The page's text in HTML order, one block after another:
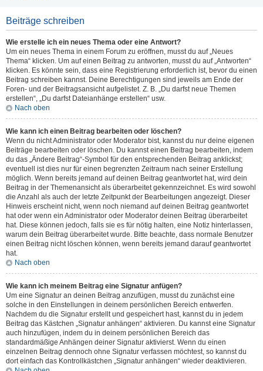
Beiträge schreiben
Wie erstelle ich ein neues Thema oder eine Antwort?
Um ein neues Thema in einem Forum zu eröffnen, musst du auf „Neues
Thema“ klicken. Um auf einen Beitrag zu antworten, musst du auf „Antworten“
klicken. Es könnte sein, dass eine Registrierung erforderlich ist, bevor du einen
Beitrag schreiben kannst. Deine Berechtigungen sind jeweils am Ende der
Foren- und der Beitragsansicht aufgelistet. Z. B. „Du darfst neue Themen
erstellen“, „Du darfst Dateianhänge erstellen“ usw.
Nach oben
Wie kann ich einen Beitrag bearbeiten oder löschen?
Wenn du nicht Administrator oder Moderator bist, kannst du nur deine eigenen
Beiträge bearbeiten oder löschen. Du kannst einen Beitrag bearbeiten, indem
du das „Ändere Beitrag“-Symbol für den entsprechenden Beitrag anklickst;
eventuell ist dies nur für einen begrenzten Zeitraum nach seiner Erstellung
möglich. Wenn bereits jemand auf deinen Beitrag geantwortet hat, wird dein
Beitrag in der Themenansicht als überarbeitet gekennzeichnet. Es wird sowohl
die Anzahl als auch der letzte Zeitpunkt der Bearbeitungen angezeigt. Dieser
Hinweis erscheint nicht, wenn noch niemand auf deinen Beitrag geantwortet
hat oder wenn ein Administrator oder Moderator deinen Beitrag überarbeitet
hat. Diese können jedoch, falls sie es für nötig halten, eine Notiz hinterlassen,
warum dein Beitrag überarbeitet wurde. Bitte beachte, dass normale Benutzer
einen Beitrag nicht löschen können, wenn bereits jemand darauf geantwortet
hat.
Nach oben
Wie kann ich meinem Beitrag eine Signatur anfügen?
Um eine Signatur an deinen Beitrag anzufügen, musst du zunächst eine
solche in den Einstellungen in deinem persönlichen Bereich entwerfen.
Nachdem du die Signatur erstellt und gespeichert hast, kannst du in jedem
Beitrag das Kästchen „Signatur anhängen“ aktivieren. Du kannst eine Signatur
auch hinzufügen, indem du in deinem persönlichen Bereich das
standardmäßige Anhängen deiner Signatur aktivierst. Wenn du einen
einzelnen Beitrag dennoch ohne Signatur verfassen möchtest, so kannst du
dort einfach das Kontrollkästchen „Signatur anhängen“ wieder deaktivieren.